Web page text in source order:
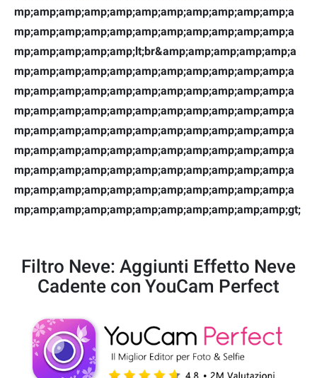
mp;amp;amp;amp;amp;amp;amp;amp;amp;amp;amp;a
mp;amp;amp;amp;amp;amp;amp;amp;amp;amp;amp;a
mp;amp;amp;amp;amp;lt;br&amp;amp;amp;amp;amp;a
mp;amp;amp;amp;amp;amp;amp;amp;amp;amp;amp;a
mp;amp;amp;amp;amp;amp;amp;amp;amp;amp;amp;a
mp;amp;amp;amp;amp;amp;amp;amp;amp;amp;amp;a
mp;amp;amp;amp;amp;amp;amp;amp;amp;amp;amp;a
mp;amp;amp;amp;amp;amp;amp;amp;amp;amp;amp;a
mp;amp;amp;amp;amp;amp;amp;amp;amp;amp;amp;a
mp;amp;amp;amp;amp;amp;amp;amp;amp;amp;amp;a
mp;amp;amp;amp;amp;amp;amp;amp;amp;amp;amp;gt;
Filtro Neve: Aggiunti Effetto Neve
Cadente con YouCam Perfect